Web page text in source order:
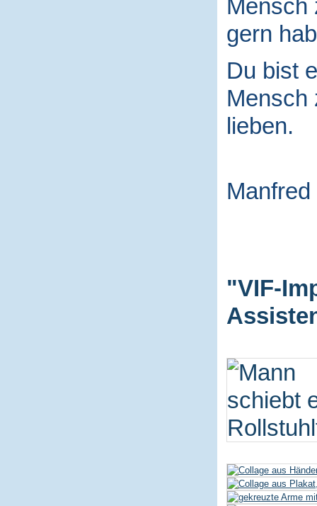
Mensch
gern
Du bist
Mensch
lieben.
"VIF-